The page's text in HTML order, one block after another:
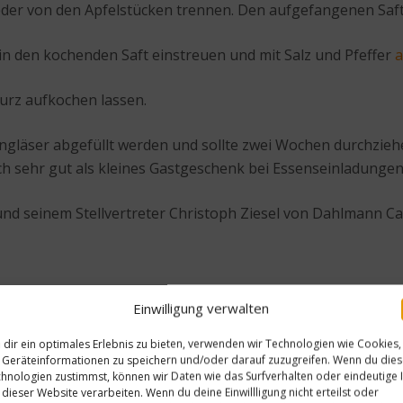
Einwilligung verwalten
dir ein optimales Erlebnis zu bieten, verwenden wir Technologien wie Cookies,
Geräteinformationen zu speichern und/oder darauf zuzugreifen. Wenn du
zustimmst, können wir Daten wie das Surfverhalten oder eindeutige
dieser Website verarbeiten. Wenn du deine Einwillligung nicht erteilst oder
von den Apfelstücken trennen. Den aufgefangenen
den kochenden Saft einstreuen und mit Salz und Pfeffer
aufkochen lassen.
abgefüllt werden und sollte zwei Wochen
sehr gut als kleines Gastgeschenk bei
seinem Stellvertreter Christoph Ziesel von Dahlmann
Nächster Beitrag
Rezept: Wurzelgemüse aus